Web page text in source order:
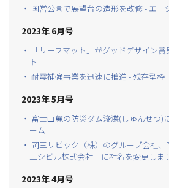
・ 国営公園で展望台の造形を改修 - エー
2023年 6月号
・ 「リーフマット」がグッドデザイン
ト -
・ 耐震補強事業を迅速に推進 - 残存型枠
2023年 5月号
・ 富士山麓の防災ダム浚渫(しゅんせつ)
ーム -
・ 岡三リビック（株）のグループ会社
三シビル株式会社」に社名を変更しま
2023年 4月号